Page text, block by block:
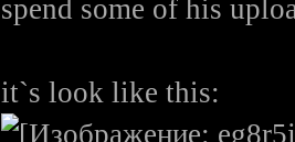
spend some of his
it`s look like this: